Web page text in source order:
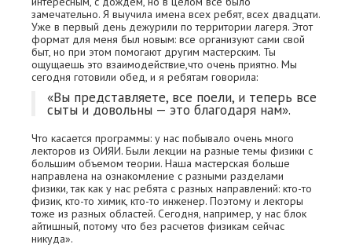
замечательно. Я выучила имена всех ребят, всех двадцати.
Уже в первый день дежурили по территории лагеря. Этот
формат для меня был новым: все организуют сами свой
быт, но при этом помогают другим мастерским. Ты
ощущаешь это взаимодействие,что очень приятно. Мы
сегодня готовили обед, и я ребятам говорила:
«Вы представляете, все поели, и теперь все
сыты и довольны — это благодаря нам».
Что касается программы: у нас побывало очень много
лекторов из ОИЯИ. Были лекции на разные темы физики с
большим объемом теории. Наша мастерская больше
направлена на ознакомление с разными разделами
физики, так как у нас ребята с разных направлений: кто-то
физик, кто-то химик, кто-то инженер. Поэтому и лекторы
тоже из разных областей. Сегодня, например, у нас блок
айтишный, потому что без расчетов физикам сейчас
никуда».